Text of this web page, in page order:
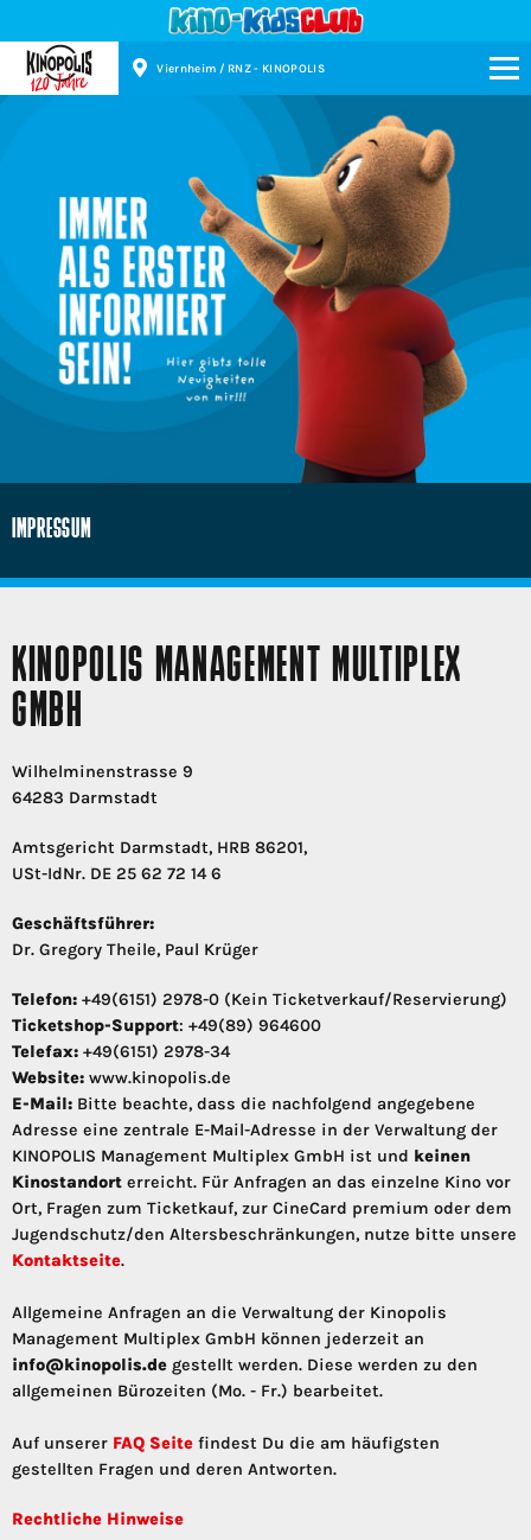
Viernheim / RNZ - KINOPOLIS
IMPRESSUM
KINOPOLIS MANAGEMENT MULTIPLEX
GMBH
Wilhelminenstrasse 9
64283 Darmstadt
Amtsgericht Darmstadt, HRB 86201,
USt-IdNr. DE 25 62 72 14 6
Geschäftsführer:
Dr. Gregory Theile, Paul Krüger
Telefon: +49(6151) 2978-0 (Kein Ticketverkauf/Reservierung)
Ticketshop-Support: +49(89) 964600
Telefax: +49(6151) 2978-34
Website: www.kinopolis.de
E-Mail: Bitte beachte, dass die nachfolgend angegebene
Adresse eine zentrale E-Mail-Adresse in der Verwaltung der
KINOPOLIS Management Multiplex GmbH ist und keinen
Kinostandort erreicht. Für Anfragen an das einzelne Kino vor
Ort, Fragen zum Ticketkauf, zur CineCard premium oder dem
Jugendschutz/den Altersbeschränkungen, nutze bitte unsere
Kontaktseite.
Allgemeine Anfragen an die Verwaltung der Kinopolis
Management Multiplex GmbH können jederzeit an
info@kinopolis.de gestellt werden. Diese werden zu den
allgemeinen Bürozeiten (Mo. - Fr.) bearbeitet.
Auf unserer FAQ Seite findest Du die am häufigsten
gestellten Fragen und deren Antworten.
Rechtliche Hinweise